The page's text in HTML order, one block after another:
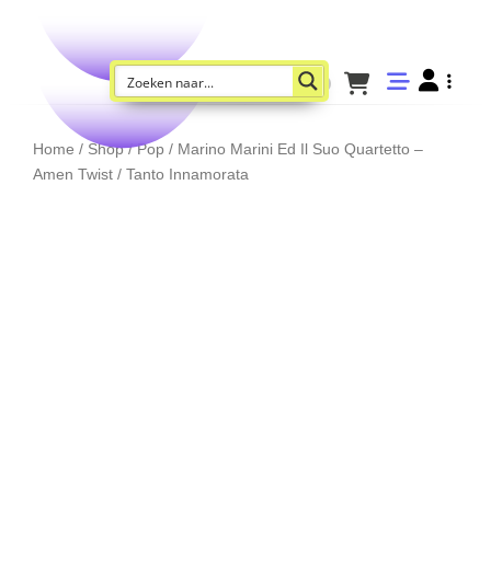
Home / Shop/Pop / Marino Marini Ed Il Suo Quartetto –
Amen Twist / Tanto Innamorata